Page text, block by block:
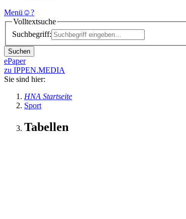
Menü ☺?
Volltextsuche
Suchbegriff:
Suchen
ePaper
zu IPPEN.MEDIA
Sie sind hier:
HNA Startseite
Sport
Tabellen